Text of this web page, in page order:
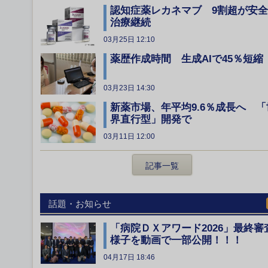
認知症薬レカネマブ 9割超が安
治療継続
03月25日 12:10
薬歴作成時間 生成AIで45％短縮
03月23日 14:30
新薬市場、年平均9.6％成長へ 「
界直行型」開発で
03月11日 12:00
記事一覧
話題・お知らせ
「病院ＤＸアワード2026」最終審
様子を動画で一部公開！！！
04月17日 18:46